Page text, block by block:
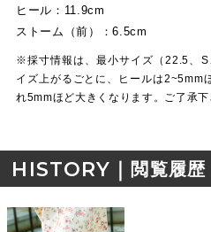
ヒール：11.9cm
ストーム（前）：6.5cm
※採寸情報は、最小サイズ（22.5、
イズ上がるごとに、ヒールは2~5mm
れ5mmほど大きくなります。ご了承下
HISTORY｜閲覧履歴